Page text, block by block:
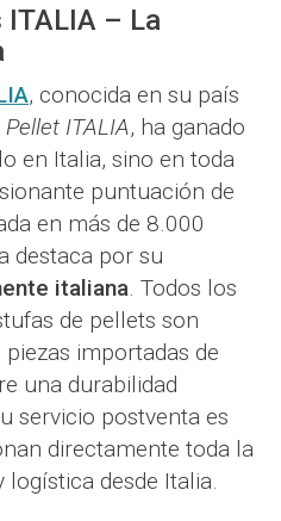
– La
, conocida en su país
ITALIA, ha ganado
en Italia, sino en toda
puntuación de
en más de 8.000
destaca por su
italiana. Todos los
de pellets son
importadas de
una durabilidad
servicio postventa es
directamente toda la
desde Italia.